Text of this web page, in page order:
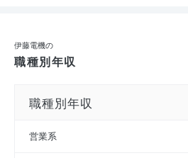
伊藤電機の
職種別年収
職種別年収
営業系